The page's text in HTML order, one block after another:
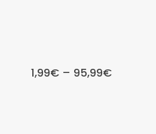
1,99€ – 95,99€